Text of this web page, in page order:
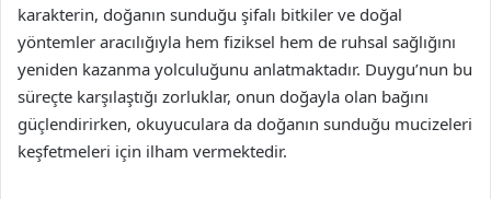
karakterin, doğanın sunduğu şifalı bitkiler ve doğal
yöntemler aracılığıyla hem fiziksel hem de ruhsal sağlığını
yeniden kazanma yolculuğunu anlatmaktadır. Duygu’nun bu
süreçte karşılaştığı zorluklar, onun doğayla olan bağını
güçlendirirken, okuyuculara da doğanın sunduğu mucizeleri
keşfetmeleri için ilham vermektedir.